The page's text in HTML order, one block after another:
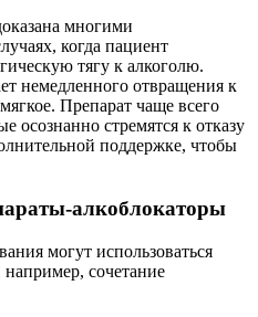
многими
когда пациент
тягу к алкоголю.
немедленного отвращения к
Препарат чаще всего
осознанно стремятся к отказу
поддержке, чтобы
алкоблокаторы
могут использоваться
сочетание